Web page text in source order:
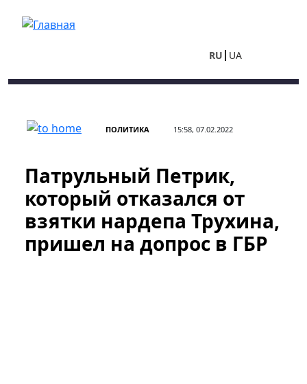
RU UA
ПОЛИТИКА 15:58, 07.02.2022
Патрульный Петрик,
который отказался от
взятки нардепа Трухина,
пришел на допрос в ГБР